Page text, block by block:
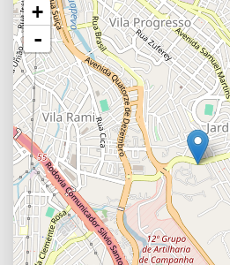
+
-